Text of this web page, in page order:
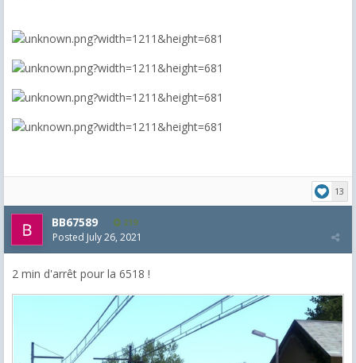
13
BB67589 219
Posted July 26, 2021
2 min d'arrêt pour la 6518 !